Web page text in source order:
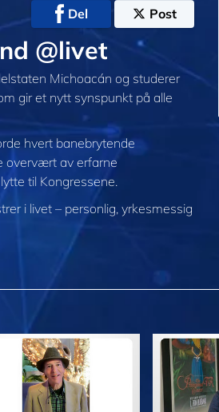
Del Post
@livet
Michoacán og studerer
gir et nytt synspunkt på alle
hvert banebrytende
overvært av erfarne
til Kongressene.
i livet – personlig, yrkesmessig